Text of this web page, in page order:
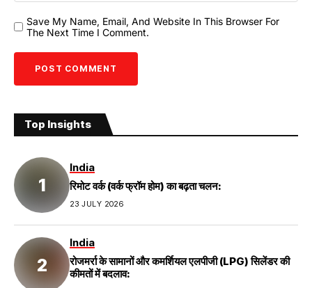
Save My Name, Email, And Website In This Browser For
The Next Time I Comment.
Top Insights
India
रिमोट वर्क (वर्क फ्रॉम होम) का बढ़ता चलन:
23 JULY 2026
India
रोजमर्रा के सामानों और कमर्शियल एलपीजी (LPG) सिलेंडर की
कीमतों में बदलाव: